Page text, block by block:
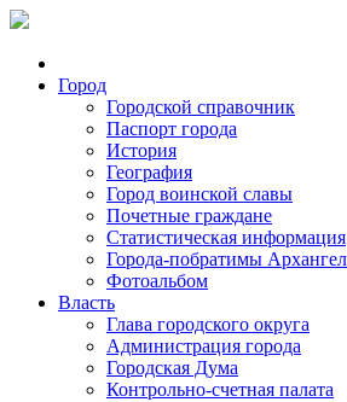
Город
Городской справочник
Паспорт города
История
География
Город воинской славы
Почетные граждане
Статистическая информация
Города-побратимы
Фотоальбом
Власть
Глава городского округа
Администрация города
Городская Дума
Контрольно-счетная палата